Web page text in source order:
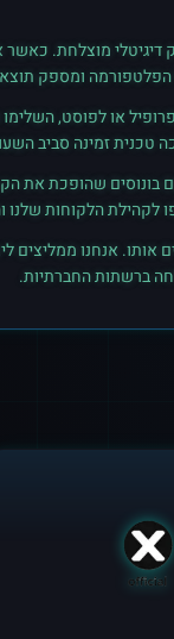
דיגיטלי מוצלחת.
ומספק
או לפוסט,
טכנית זמינה סביב
שהופכת את
אותו. אנחנו
ברשתות החברתיות.